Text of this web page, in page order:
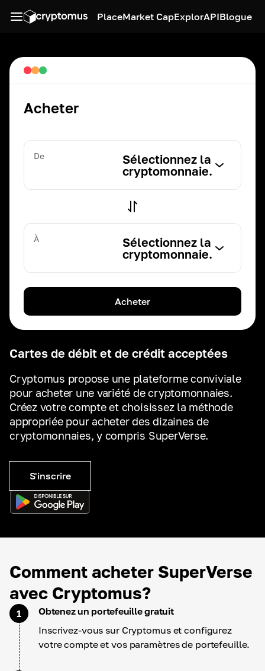
PlaceMarket CapExplorAPIBlogue
Cartes de débit et de crédit acceptées
Cryptomus propose une plateforme conviviale
pour acheter une variété de cryptomonnaies.
Créez votre compte et choisissez la méthode
appropriée pour acheter des dizaines de
cryptomonnaies, y compris SuperVerse.
S'inscrire
Acheter
De
Sélectionnez la
cryptomonnaie.
À
Sélectionnez la
cryptomonnaie.
Acheter
Comment acheter SuperVerse
avec Cryptomus?
1
Obtenez un portefeuille gratuit
Inscrivez-vous sur Cryptomus et configurez
votre compte et vos paramètres de portefeuille.